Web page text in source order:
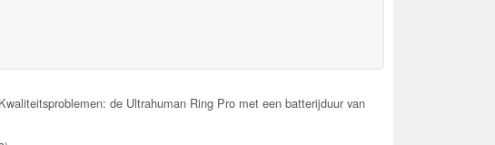
de Ultrahuman Ring Pro met een batterijduur van